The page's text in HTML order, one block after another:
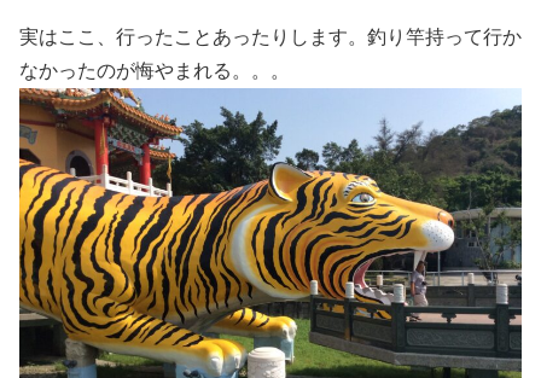
実はここ、行ったことあったりします。釣り竿持って行か
なかったのが悔やまれる。。。